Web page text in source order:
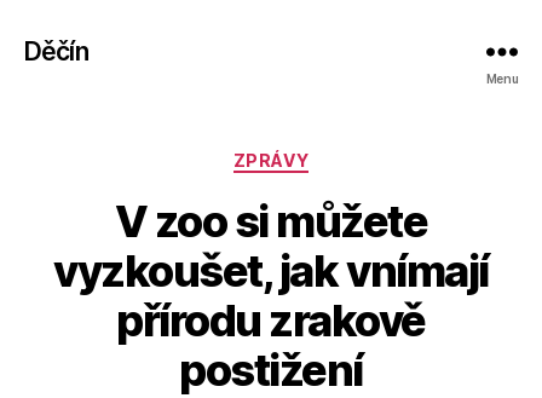
Děčín
Menu
Rubriky
ZPRÁVY
V zoo si můžete
vyzkoušet, jak vnímají
přírodu zrakově
postižení
u
o